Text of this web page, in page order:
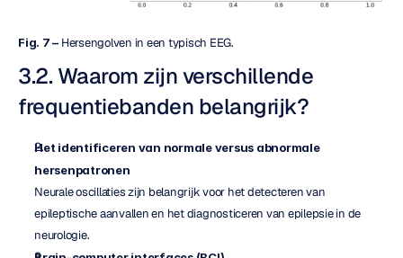
Fig. 7 – Hersengolven in een typisch EEG.
3.2. Waarom zijn verschillende
frequentiebanden belangrijk?
Het identificeren van normale versus abnormale
hersenpatronen
Neurale oscillaties zijn belangrijk voor het detecteren van
epileptische aanvallen en het diagnosticeren van epilepsie in de
neurologie.